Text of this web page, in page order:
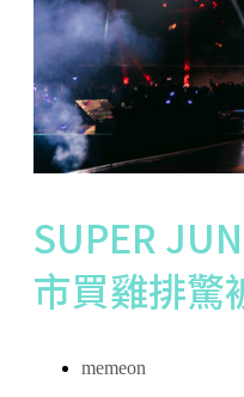
SUPER
市買雞排驚
memeon